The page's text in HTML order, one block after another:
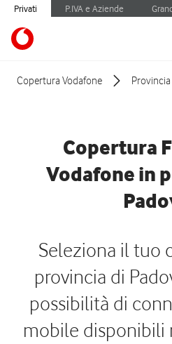
Privati P.IVA e Aziende
Copertura Vodafone
Copertura
Vodafone in
Seleziona il tuo
provincia di
possibilità di
mobile disponibili